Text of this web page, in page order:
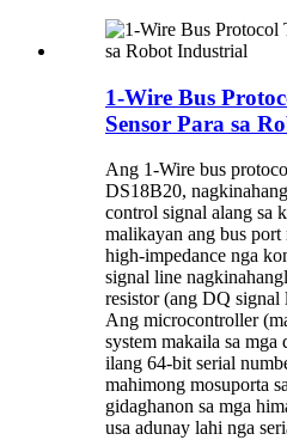
1-Wire Bus
Sensor Para sa
Ang 1-Wire bus
DS18B20,
control signal alang sa
malikayan ang bus port
high-impedance nga
signal line
resistor (ang DQ signal
Ang microcontroller
system makaila sa mga
ilang 64-bit serial
mahimong mosuporta
gidaghanon sa mga
usa adunay lahi nga